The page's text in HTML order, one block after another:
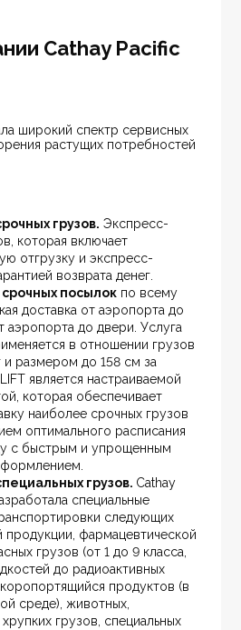
Cathay Pacific
широкий спектр сервисных
растущих потребностей
грузов. Экспресс-
которая включает
отгрузку и экспресс-
возврата денег.
посылок по всему
доставка от аэропорта до
аэропорта до двери. Услуга
в отношении грузов
и размером до 158 см за
является настраиваемой
которая обеспечивает
наиболее срочных грузов
оптимального расписания
с быстрым и упрощенным
грузов. Cathay
специальные
следующих
продукции, фармацевтической
грузов (от 1 до 9 класса,
до радиоактивных
продуктов (в
среде), животных,
грузов, специальных